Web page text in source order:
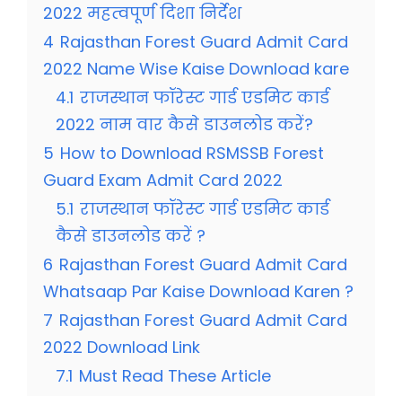
2022 महत्वपूर्ण दिशा निर्देश
4 Rajasthan Forest Guard Admit Card
2022 Name Wise Kaise Download kare
4.1 राजस्थान फॉरेस्ट गार्ड एडमिट कार्ड
2022 नाम वार कैसे डाउनलोड करें?
5 How to Download RSMSSB Forest
Guard Exam Admit Card 2022
5.1 राजस्थान फॉरेस्ट गार्ड एडमिट कार्ड
कैसे डाउनलोड करें ?
6 Rajasthan Forest Guard Admit Card
Whatsaap Par Kaise Download Karen ?
7 Rajasthan Forest Guard Admit Card
2022 Download Link
7.1 Must Read These Article